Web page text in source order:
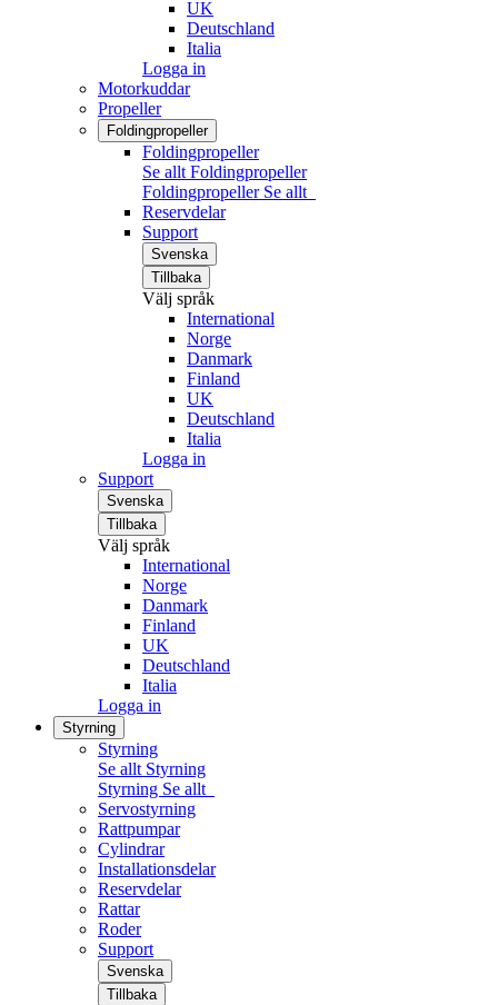
UK
Deutschland
Italia
Logga in
Motorkuddar
Propeller
Foldingpropeller
Foldingpropeller
Se allt Foldingpropeller
Foldingpropeller Se allt
Reservdelar
Support
Svenska
Tillbaka
Välj språk
International
Norge
Danmark
Finland
UK
Deutschland
Italia
Logga in
Support
Svenska
Tillbaka
Välj språk
International
Norge
Danmark
Finland
UK
Deutschland
Italia
Logga in
Styrning
Styrning
Se allt Styrning
Styrning Se allt
Servostyrning
Rattpumpar
Cylindrar
Installationsdelar
Reservdelar
Rattar
Roder
Support
Svenska
Tillbaka